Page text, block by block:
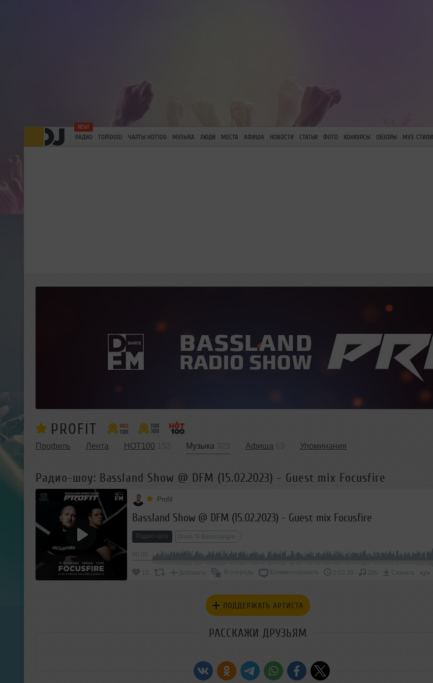
РАДИО TOP100DJ ЧАРТЫ HOT100 МУЗЫКА ЛЮДИ МЕСТА АФИША НОВОСТИ СТАТЬИ ФОТО КОНКУРСЫ ОБЗОРЫ МУЗ. СТИЛИ
PROFIT
Профиль Лента HOT100 Музыка Афиша Упоминания
Радио-шоу: Bassland Show @ DFM (15.02.2023) - Guest mix Focusfire
Profit
Bassland Show @ DFM (15.02.2023) - Guest mix Focusfire
Радио-шоу Drum 'N Bass/Jungle
15 Добавить В очередь Комментировать 2:02:39 286 Скачать </>
ПОДДЕРЖАТЬ АРТИСТА
РАССКАЖИ ДРУЗЬЯМ